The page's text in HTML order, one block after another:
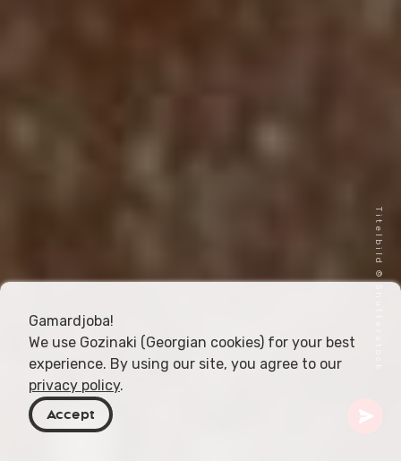
Titelbild © Shutterstock
Gamardjoba!
We use Gozinaki (Georgian cookies) for your best
experience. By using our site, you agree to our
privacy policy.
Accept